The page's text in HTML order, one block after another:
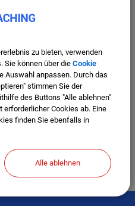
zu bieten, verwenden
Sie können über die Cookie
Auswahl anpassen. Durch das
stimmen Sie der
des Buttons "Alle ablehnen"
erforderlicher Cookies ab. Eine
finden Sie ebenfalls in
Alle ablehnen